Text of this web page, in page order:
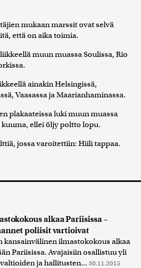
mukaan marssit ovat selvä
että on aika toimia.
muun muassa Soulissa, Rio
ainakin Helsingissä,
Vaasassa ja Maarianhaminassa.
plakaateissa luki muun muassa
ellei öljy poltto lopu.
jossa varoitettiin: Hiili tappaa.
alkaa Pariisissa –
poliisit vartioivat
kansainvälinen ilmastokokous alkaa
Pariisissa. Avajaisiin osallistuu yli
valtioiden ja hallitusten... 30.11.2015